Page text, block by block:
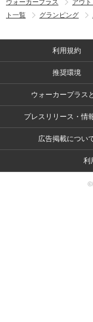
ウォーカープラス
アウ
ト一覧
グランピング
利用規約
推奨環境
ウォーカープラス
プレスリリース・情
広告掲載につい
利